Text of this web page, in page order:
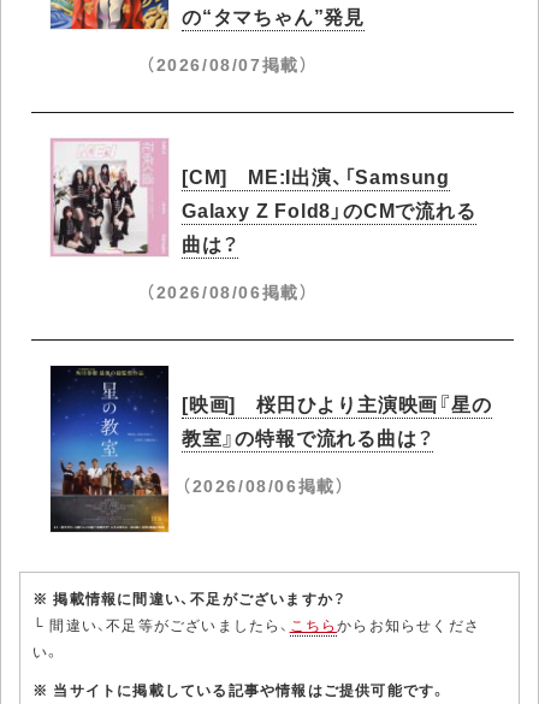
の“タマちゃん”発見
（2026/08/07掲載）
[CM] ME:I出演、「Samsung
Galaxy Z Fold8」のCMで流れる
曲は？
（2026/08/06掲載）
[映画] 桜田ひより主演映画『星の
教室』の特報で流れる曲は？
（2026/08/06掲載）
※ 掲載情報に間違い、不足がございますか？
└ 間違い、不足等がございましたら、 こちらからお知らせくださ
い。
※ 当サイトに掲載している記事や情報はご提供可能です。